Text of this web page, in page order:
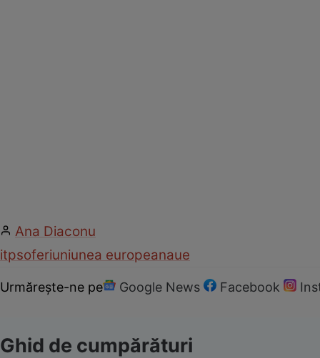
Ana Diaconu
itpsoferiuniunea europeanaue
Urmărește-ne pe Google News Facebook
Ghid de cumpărături